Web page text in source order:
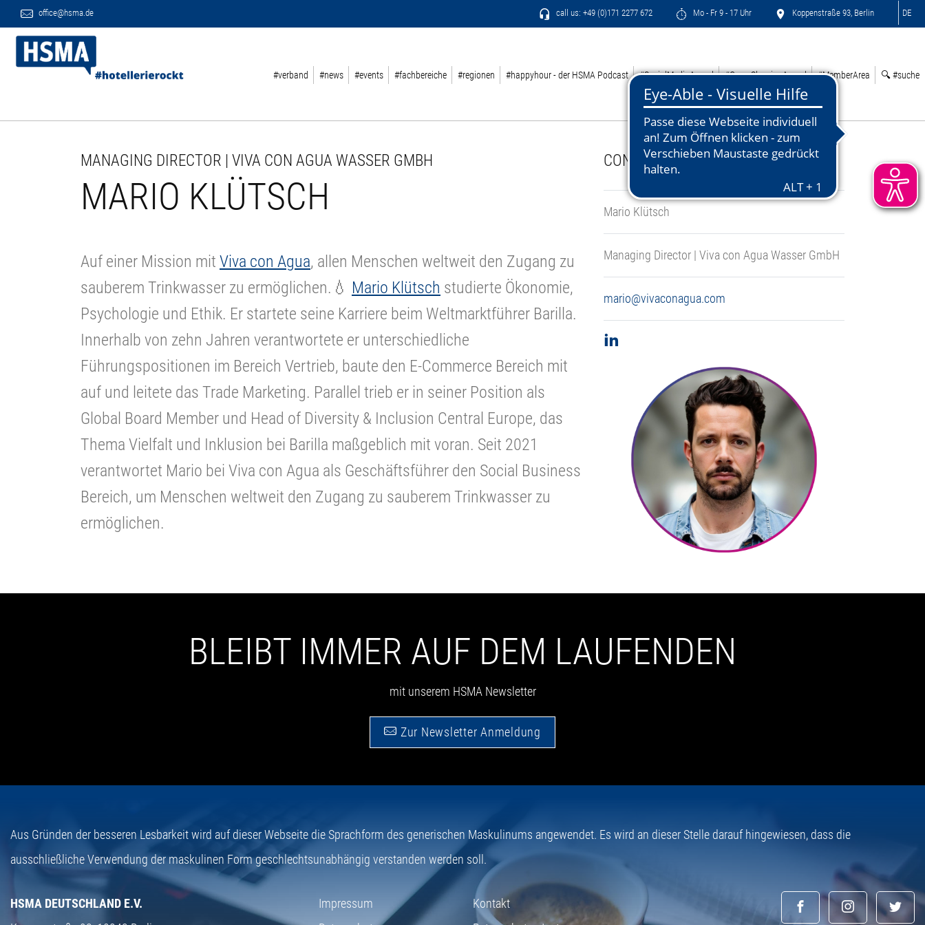
office@hsma.de call us: +49 (0)171 2277 672 Mo - Fr 9 - 17 Uhr Koppenstraße 93, Berlin DE
#verband #news #events #fachbereiche #regionen #happyhour - der HSMA Podcast #SocialMediaAward #GreenSleepingAward #MemberArea 🔍 #suche
MANAGING DIRECTOR | VIVA CON AGUA WASSER GMBH
MARIO KLÜTSCH
Auf einer Mission mit Viva con Agua, allen Menschen weltweit den Zugang zu
sauberem Trinkwasser zu ermöglichen.💧 Mario Klütsch studierte Ökonomie,
Psychologie und Ethik. Er startete seine Karriere beim Weltmarktführer Barilla.
Innerhalb von zehn Jahren verantwortete er unterschiedliche
Führungspositionen im Bereich Vertrieb, baute den E-Commerce Bereich mit
auf und leitete das Trade Marketing. Parallel trieb er in seiner Position als
Global Board Member und Head of Diversity & Inclusion Central Europe, das
Thema Vielfalt und Inklusion bei Barilla maßgeblich mit voran. Seit 2021
verantwortet Mario bei Viva con Agua als Geschäftsführer den Social Business
Bereich, um Menschen weltweit den Zugang zu sauberem Trinkwasser zu
ermöglichen.
CONTACT:
Mario Klütsch
Managing Director | Viva con Agua Wasser GmbH
mario@vivaconagua.com
BLEIBT IMMER AUF DEM LAUFENDEN
mit unserem HSMA Newsletter
Zur Newsletter Anmeldung
Aus Gründen der besseren Lesbarkeit wird auf dieser Webseite die Sprachform des generischen Maskulinums angewendet. Es wird an dieser Stelle darauf hingewiesen, dass die
ausschließliche Verwendung der maskulinen Form geschlechtsunabhängig verstanden werden soll.
HSMA DEUTSCHLAND E.V.
Impressum
Kontakt